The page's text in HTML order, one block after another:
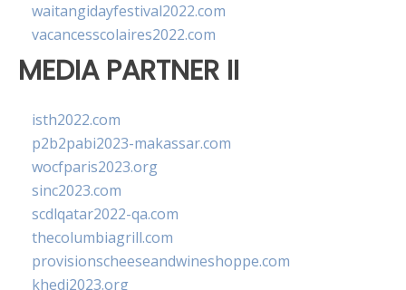
waitangidayfestival2022.com
vacancesscolaires2022.com
MEDIA PARTNER II
isth2022.com
p2b2pabi2023-makassar.com
wocfparis2023.org
sinc2023.com
scdlqatar2022-qa.com
thecolumbiagrill.com
provisionscheeseandwineshoppe.com
khedi2023.org